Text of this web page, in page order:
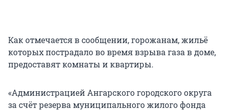
Как отмечается в сообщении, горожанам, жильё
которых пострадало во время взрыва газа в доме,
предоставят комнаты и квартиры.
«Администрацией Ангарского городского округа
за счёт резерва муниципального жилого фонда